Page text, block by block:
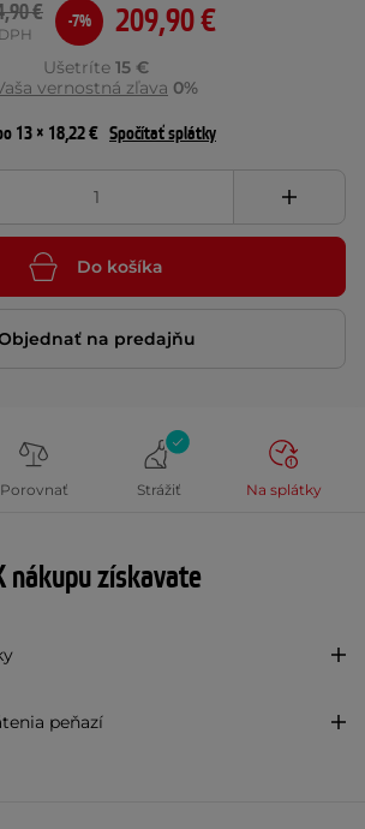
209,90 €
€ -7%
Ušetríte 15 €
vernostná zľava 0%
13 × 18,22 € Spočítať splátky
Do košíka
na predajňu
Porovnať Strážiť Na splátky
nákupu získavate
peňazí